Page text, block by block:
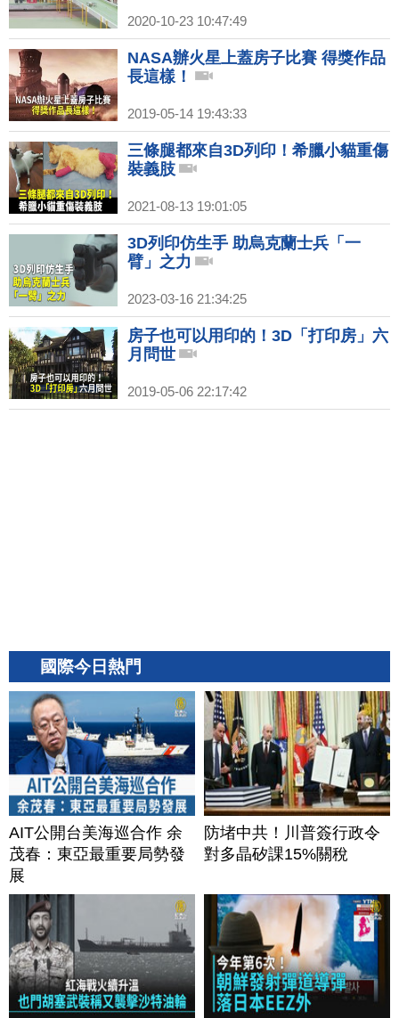
2020-10-23 10:47:49
NASA辦火星上蓋房子比賽 得獎作品
長這樣！
2019-05-14 19:43:33
三條腿都來自3D列印！希臘小貓重傷
裝義肢
2021-08-13 19:01:05
3D列印仿生手 助烏克蘭士兵「一
臂」之力
2023-03-16 21:34:25
房子也可以用印的！3D「打印房」六
月問世
2019-05-06 22:17:42
國際今日熱門
AIT公開台美海巡合作 余
茂春：東亞最重要局勢發
展
防堵中共！川普簽行政令
對多晶矽課15%關稅